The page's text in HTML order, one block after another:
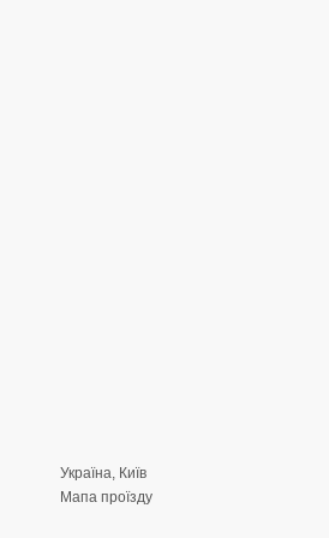
Україна, Київ
Мапа проїзду